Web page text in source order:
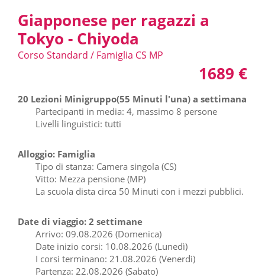
Giapponese per ragazzi a
Tokyo - Chiyoda
Corso Standard / Famiglia CS MP
1689 €
20 Lezioni Minigruppo(55 Minuti l'una) a settimana
Partecipanti in media: 4, massimo 8 persone
Livelli linguistici: tutti
Alloggio: Famiglia
Tipo di stanza: Camera singola (CS)
Vitto: Mezza pensione (MP)
La scuola dista circa 50 Minuti con i mezzi pubblici.
Date di viaggio: 2 settimane
Arrivo: 09.08.2026 (Domenica)
Date inizio corsi: 10.08.2026 (Lunedì)
I corsi terminano: 21.08.2026 (Venerdì)
Partenza: 22.08.2026 (Sabato)